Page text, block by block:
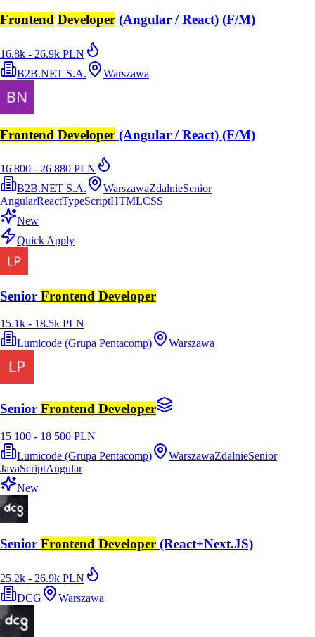
Frontend Developer (Angular / React) (F/M)
16.8k - 26.9k PLN
B2B.NET S.A.
Warszawa
Frontend Developer (Angular / React) (F/M)
16 800 - 26 880 PLN
B2B.NET S.A.
WarszawaZdalnieSenior
AngularReactTypeScriptHTMLCSS
New
Quick Apply
Senior Frontend Developer
15.1k - 18.5k PLN
Lumicode (Grupa Pentacomp)
Warszawa
Senior Frontend Developer
15 100 - 18 500 PLN
Lumicode (Grupa Pentacomp)
WarszawaZdalnieSenior
JavaScriptAngular
New
Senior Frontend Developer (React+Next.JS)
25.2k - 26.9k PLN
DCG
Warszawa